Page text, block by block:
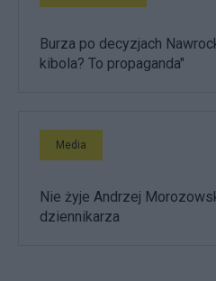
Burza po decyzjach
kibola? To propaganda"
Media
Nie żyje Andrzej
dziennikarza